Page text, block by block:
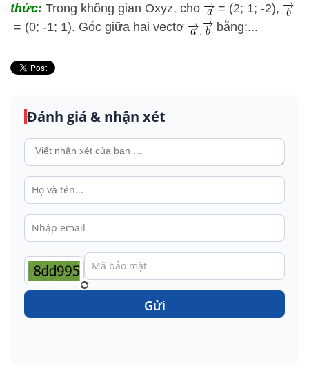
thức: Trong không gian Oxyz, cho
= (2; 1; -2),
= (0; -1; 1). Góc giữa hai vectơ
bằng:...
Đánh giá & nhận xét
Gửi